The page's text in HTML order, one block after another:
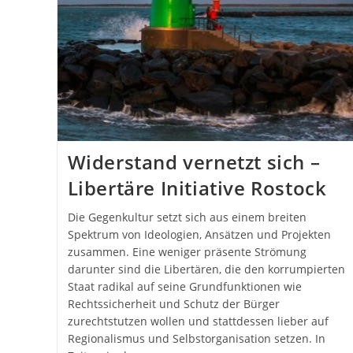
Widerstand vernetzt sich –
Libertäre Initiative Rostock
Die Gegenkultur setzt sich aus einem breiten
Spektrum von Ideologien, Ansätzen und Projekten
zusammen. Eine weniger präsente Strömung
darunter sind die Libertären, die den korrumpierten
Staat radikal auf seine Grundfunktionen wie
Rechtssicherheit und Schutz der Bürger
zurechtstutzen wollen und stattdessen lieber auf
Regionalismus und Selbstorganisation setzen. In